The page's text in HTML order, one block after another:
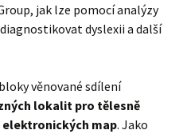
jak lze pomocí analýzy
dyslexii a další
věnované sdílení
lokalit pro tělesně
map. Jako